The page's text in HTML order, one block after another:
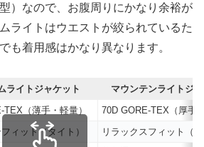
）なので、お腹周りにかなり余裕が
ライトはウエストが絞られているた
も着用感はかなり異なります。
ライトジャケット
マウンテンライトジ
TEX（薄手・軽量）
70D GORE-TEX（厚手
ィット（タイト）
リラックスフィット（